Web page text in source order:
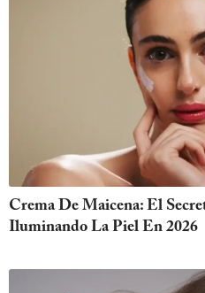
Crema De Maicena: El
Iluminando La Piel En 2026